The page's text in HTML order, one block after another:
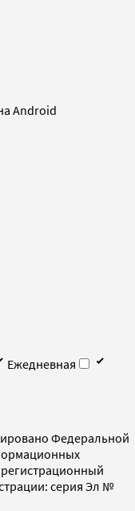
Android
Ежедневная
Федеральной
серия Эл №